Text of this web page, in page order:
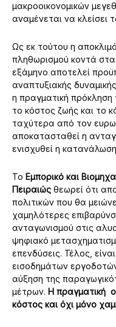
μακροοικονομικών
αναμένεται να κλείσει
Ως εκ τούτου η
πληθωρισμού κοντά
εξάμηνο αποτελεί
αναπτυξιακής
η πραγματική πρόκληση
το κόστος ζωής και το
ταχύτερα από τον
αποκατασταθεί η
ενισχυθεί η
Το Εμπορικό και
Πειραιώς θεωρεί ότι
πολιτικών που θα
χαμηλότερες
ανταγωνισμού στις
ψηφιακό
επενδύσεις. Τέλος,
εισοδημάτων
αύξηση της
μέτρων. Η πραγματική
κόστος και όχι μόνο